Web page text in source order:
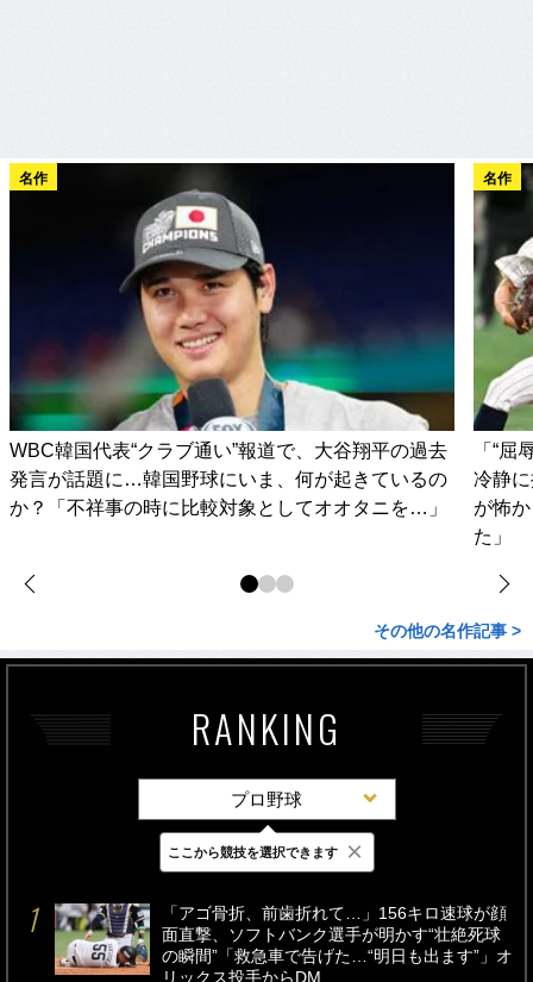
名作
WBC韓国代表“クラブ通い”報道で、大谷翔平の過去
発言が話題に…韓国野球にいま、何が起きているの
か？「不祥事の時に比較対象としてオオタニを…」
名作
「“
冷静
が怖
た」
その他の名作記事 >
RANKING
プロ野球
最新 24時間 週間
「アゴ骨折、前歯折れて…」156キロ速球が顔
面直撃、ソフトバンク選手が明かす“壮絶死球
の瞬間”「救急車で告げた…“明日も出ます”」オ
リックス投手からDM
ここから競技を選択できます ×